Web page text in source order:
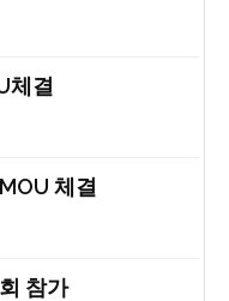
체결
체결
참가